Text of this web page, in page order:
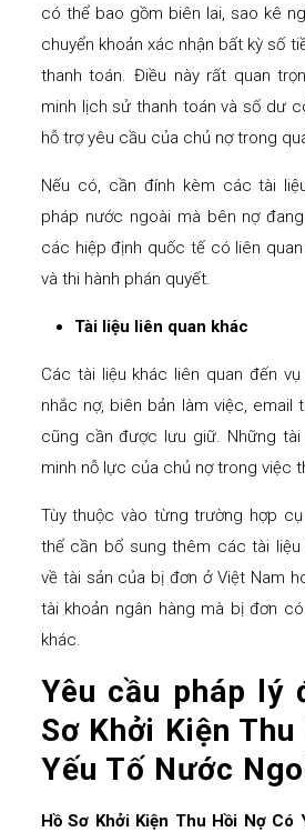
có thể bao gồm biên lai, sao kê
chuyển khoản xác nhận bất kỳ số
thanh toán. Điều này rất quan
minh lịch sử thanh toán và số dư
hỗ trợ yêu cầu của chủ nợ trong
Nếu có, cần đính kèm các tài
pháp nước ngoài mà bên nợ
các hiệp định quốc tế có liên
và thi hành phán quyết.
Tài liệu liên quan khác
Các tài liệu khác liên quan đến
nhắc nợ, biên bản làm việc, email
cũng cần được lưu giữ. Những
minh nỗ lực của chủ nợ trong việc
Tùy thuộc vào từng trường hợp
thể cần bổ sung thêm các tài
về tài sản của bị đơn ở Việt Nam
tài khoản ngân hàng mà bị đơn
khác.
Yêu cầu pháp lý
Sơ Khởi Kiện
Yếu Tố Nước
Hồ Sơ Khởi Kiện Thu Hồi Nợ Có